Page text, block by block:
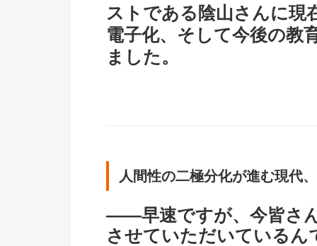
ストである陰山さんに現
電子化、そして今後の教
ました。
人間性の二極分化が進む現代
――早速ですが、今皆さ
させていただいているん